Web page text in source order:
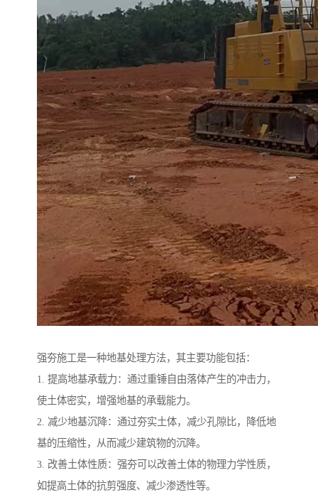
强夯施工是一种地基处理方法，其主要功能包括：
1. 提高地基承载力：通过重锤自由落体产生的冲击力，
使土体密实，增强地基的承载能力。
2. 减少地基沉降：通过夯实土体，减少孔隙比，降低地
基的压缩性，从而减少建筑物的沉降。
3. 改善土体性质：强夯可以改善土体的物理力学性质，
如提高土体的抗剪强度、减少渗透性等。